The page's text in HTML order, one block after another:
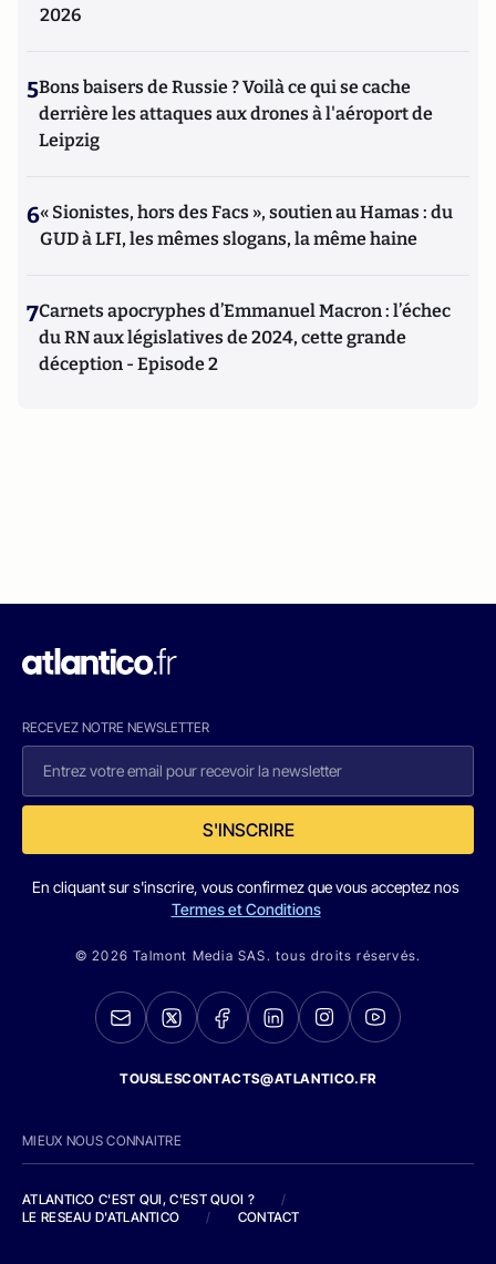
2026
5Bons baisers de Russie ? Voilà ce qui se cache
derrière les attaques aux drones à l'aéroport de
Leipzig
6« Sionistes, hors des Facs », soutien au Hamas : du
GUD à LFI, les mêmes slogans, la même haine
7Carnets apocryphes d’Emmanuel Macron : l’échec
du RN aux législatives de 2024, cette grande
déception - Episode 2
RECEVEZ NOTRE NEWSLETTER
S'INSCRIRE
En cliquant sur s'inscrire, vous confirmez que vous acceptez nos
Termes et Conditions
© 2026 Talmont Media SAS. tous droits réservés.
TOUSLESCONTACTS@ATLANTICO.FR
MIEUX NOUS CONNAITRE
ATLANTICO C'EST QUI, C'EST QUOI ?
/
LE RESEAU D'ATLANTICO
/ CONTACT